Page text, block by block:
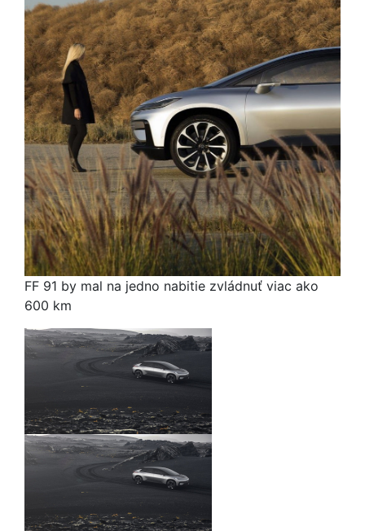
FF 91 by mal na jedno nabitie zvládnuť viac ako
600 km